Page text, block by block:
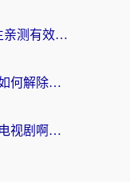
海外可以看b站吗手机？留学生亲测有效的回国加速指南
海外党必看：腾讯视频在国外如何解除地域限制？附优酷咪咕使用指南
在国外用什么软件能看国内的电视剧啊？留学生亲测有效的回国加速方案